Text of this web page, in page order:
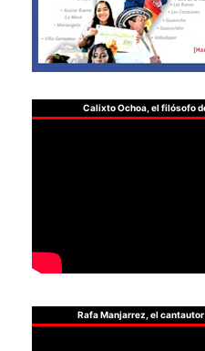
Calixto Ochoa, el filósofo
Rafa Manjarrez, el